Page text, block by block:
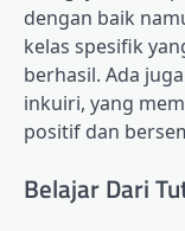
dengan baik
kelas spesifik
berhasil. Ada
inkuiri, yang
positif dan
Belajar Dari